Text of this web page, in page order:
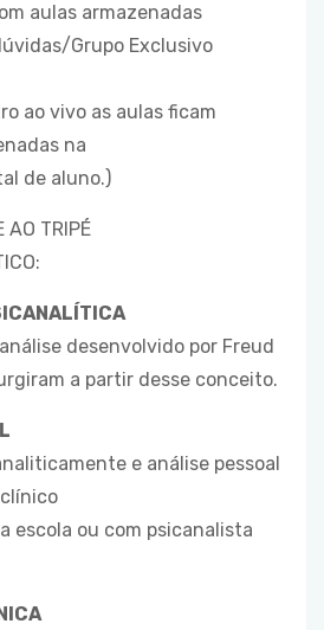
aulas armazenadas
Grupo Exclusivo
ao vivo as aulas ficam
na
de aluno.)
AO TRIPÉ
desenvolvido por Freud
a partir desse conceito.
e análise pessoal
escola ou com psicanalista